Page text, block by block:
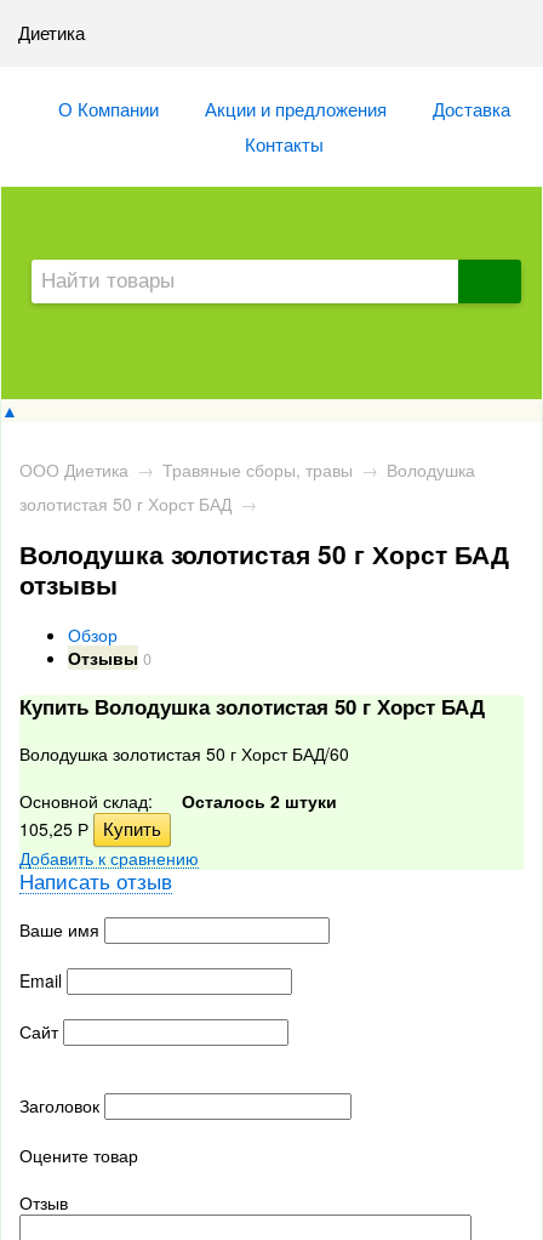
Диетика
О Компании Акции и предложения
Доставка
Контакты
▲
ООО Диетика → Травяные сборы, травы → Володушка
золотистая 50 г Хорст БАД →
Володушка золотистая 50 г Хорст БАД
отзывы
Обзор
Отзывы 0
Купить Володушка золотистая 50 г Хорст БАД
Володушка золотистая 50 г Хорст БАД/60
Основной склад:
Осталось 2 штуки
105,25 Р
Добавить к сравнению
Написать отзыв
Ваше имя
Email
Сайт
Заголовок
Оцените товар
Отзыв